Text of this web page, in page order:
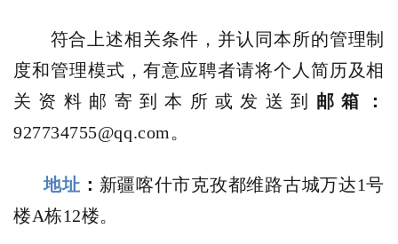
符合上述相关条件，并认同本所的管理制
度和管理模式，有意应聘者请将个人简历及相
关资料邮寄到本所或发送到 邮箱：
927734755@qq.com。
地址 ： 新疆喀什市克孜都维路古城万达1号
楼A栋12楼。